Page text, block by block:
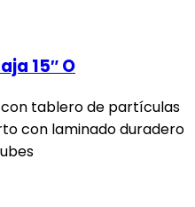
15″ O
tablero de partículas
con laminado duradero